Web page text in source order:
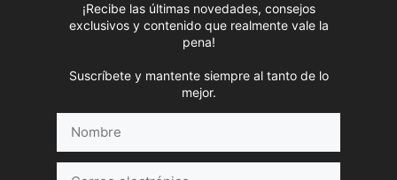
¡Recibe las últimas novedades, consejos
exclusivos y contenido que realmente vale la
pena!
Suscríbete y mantente siempre al tanto de lo
mejor.